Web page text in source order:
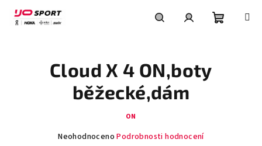
obsah
Cloud X 4 ON,boty
běžecké,dám
ON
Průměrné
Neohodnoceno Podrobnosti hodnocení